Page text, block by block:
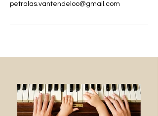
petralas.vantendeloo@gmail.com